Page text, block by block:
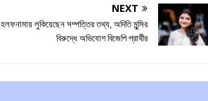
NEXT
হলফনামায় লুকিয়েছেন সম্পত্তির তথ্য, অদিতি মুন্সির
বিরুদ্ধে অভিযোগ বিজেপি প্রার্থীর